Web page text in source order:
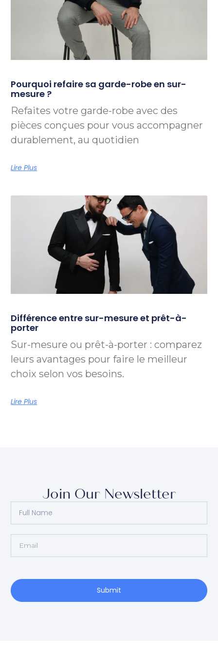
Pourquoi refaire sa garde-robe en sur-
mesure ?
Refaites votre garde-robe avec des
pièces conçues pour vous accompagner
durablement, au quotidien
Lire Plus
Différence entre sur-mesure et prêt-à-
porter
Sur-mesure ou prêt-à-porter : comparez
leurs avantages pour faire le meilleur
choix selon vos besoins.
Lire Plus
Join Our Newsletter
Submit